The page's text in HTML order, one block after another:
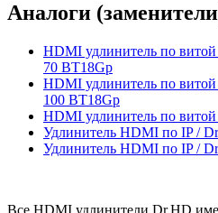
Аналоги
HDMI удлинитель по
70 BT18Gp
HDMI удлинитель по
100 BT18Gp
HDMI удлинитель по
Удлинитель HDMI по IP /
Удлинитель HDMI по IP /